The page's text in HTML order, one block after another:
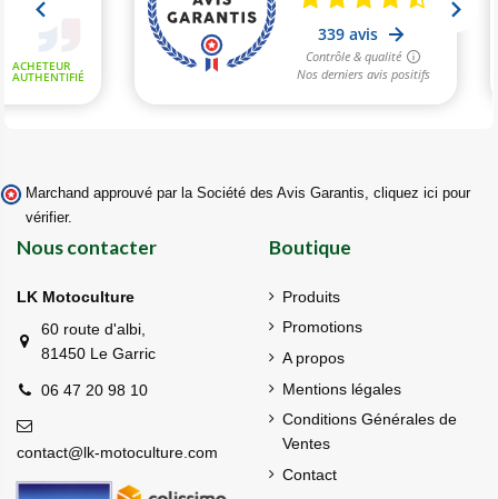
Marchand approuvé par la Société des Avis Garantis, cliquez ici pour
vérifier.
Nous contacter
LK Motoculture
60 route d'albi,
81450 Le Garric
06 47 20 98 10
contact@lk-motoculture.com
Boutique
Produits
Promotions
A propos
Mentions légales
Conditions Générales de
Ventes
Contact